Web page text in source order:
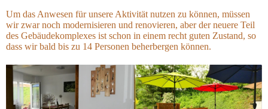
Um das Anwesen für unsere Aktivität nutzen zu können, müssen
wir zwar noch modernisieren und renovieren, aber der neuere Teil
des Gebäudekomplexes ist schon in einem recht guten Zustand, so
dass wir bald bis zu 14 Personen beherbergen können.